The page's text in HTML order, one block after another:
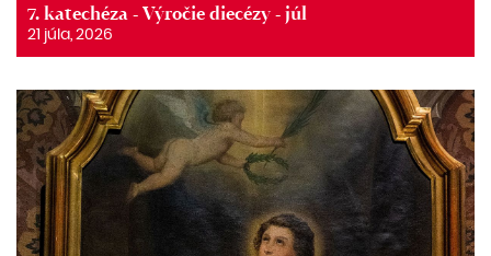
7. katechéza - Výročie diecézy - júl
21 júla, 2026